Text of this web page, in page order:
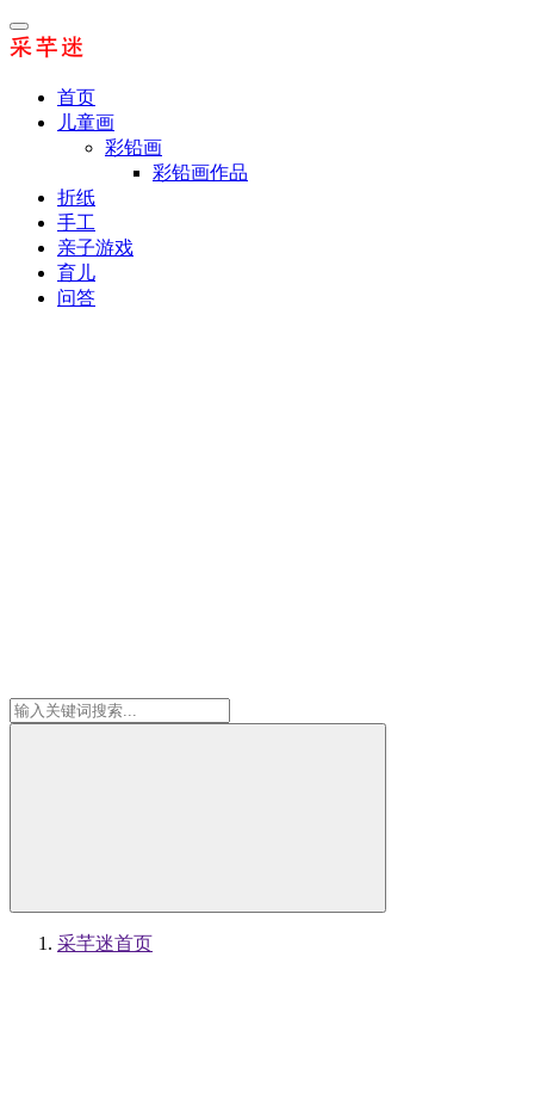
首页
儿童画
彩铅画
彩铅画作品
折纸
手工
亲子游戏
育儿
问答
采芊迷首页